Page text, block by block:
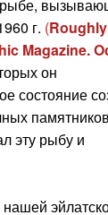
рыбе,
г. (
Magazine.
он
состояние
эту рыбу и
нашей